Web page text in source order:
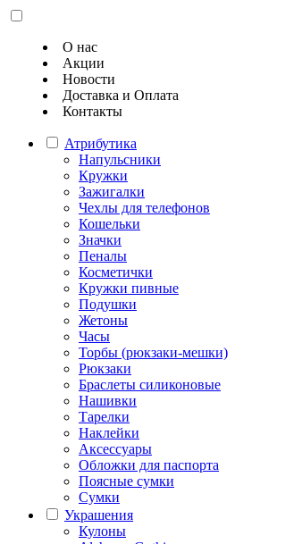
О нас
Акции
Новости
Доставка и Оплата
Контакты
Атрибутика
Напульсники
Кружки
Зажигалки
Чехлы для телефонов
Кошельки
Значки
Пеналы
Косметички
Кружки пивные
Подушки
Жетоны
Часы
Торбы (рюкзаки-мешки)
Рюкзаки
Браслеты силиконовые
Нашивки
Тарелки
Наклейки
Аксессуары
Обложки для паспорта
Поясные сумки
Сумки
Украшения
Кулоны